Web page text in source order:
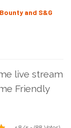
and S&G
live stream
Friendly